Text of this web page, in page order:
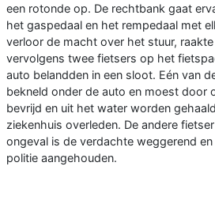
een rotonde op. De rechtbank gaat
het gaspedaal en het rempedaal met
verloor de macht over het stuur,
vervolgens twee fietsers op het
auto belandden in een sloot. Eén van
bekneld onder de auto en moest door
bevrijd en uit het water worden
ziekenhuis overleden. De andere
ongeval is de verdachte weggerend
politie aangehouden.